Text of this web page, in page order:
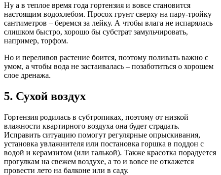
Ну а в теплое время года гортензия и вовсе становится
настоящим водохлебом. Просох грунт сверху на пару-тройку
сантиметров – беремся за лейку. А чтобы влага не испарялась
слишком быстро, хорошо бы субстрат замульчировать,
например, торфом.
Но и переливов растение боится, поэтому поливать важно с
умом, а чтобы вода не застаивалась – позаботиться о хорошем
слое дренажа.
5. Сухой воздух
Гортензия родилась в субтропиках, поэтому от низкой
влажности квартирного воздуха она будет страдать.
Исправить ситуацию помогут регулярные опрыскивания,
установка увлажнителя или постановка горшка в поддон с
водой и керамзитом (или галькой). Также красотка порадуется
прогулкам на свежем воздухе, а то и вовсе не откажется
провести лето на балконе или в саду.